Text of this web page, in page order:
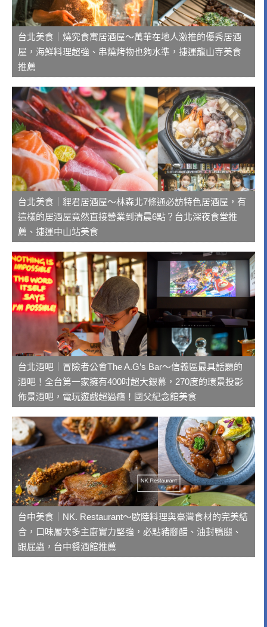
台北美食｜燒究食寓居酒屋～萬華在地人激推的優秀居酒
屋，海鮮料理超強、串燒烤物也夠水準，捷運龍山寺美食
推薦
台北美食｜貍君居酒屋～林森北7條通必訪特色居酒屋，有
這樣的居酒屋竟然直接營業到清晨6點？台北深夜食堂推
薦、捷運中山站美食
台北酒吧｜冒險者公會The A.G’s Bar～信義區最具話題的
酒吧！全台第一家擁有400吋超大銀幕，270度的環景投影
佈景酒吧，電玩遊戲超過癮！國父紀念館美食
台中美食｜NK. Restaurant～歐陸料理與臺灣食材的完美結
合，口味層次多主廚實力堅強，必點豬腳醋、油封鴨腿、
跟屁蟲，台中餐酒館推薦